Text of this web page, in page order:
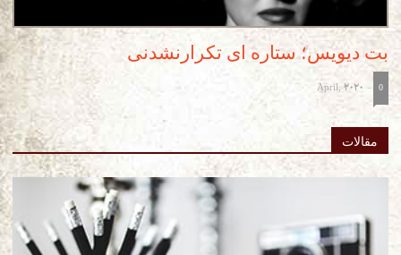
بت دیویس؛ ستاره ای تکرارنشدنی
-
April, 2020 0
مقالات